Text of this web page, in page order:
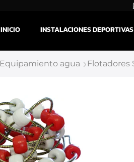
INICIO INSTALACIONES DEPORTIVAS
Equipamiento agua Flotadores